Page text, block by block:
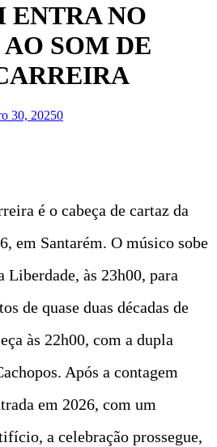
ENTRA NO
SOM DE
30, 20250
é o cabeça de cartaz da
em Santarém. O músico sobe
Liberdade, às 23h00, para
de quase duas décadas de
às 22h00, com a dupla
Após a contagem
em 2026, com um
a celebração prossegue,